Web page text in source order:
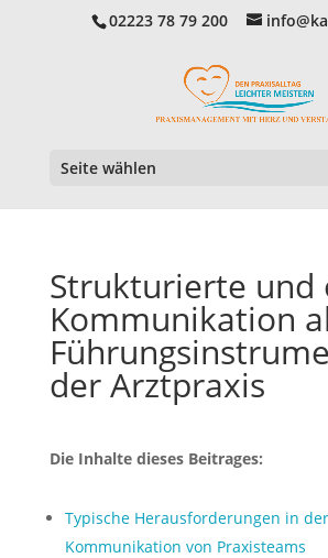
02223 78 79 200
Seite wählen
Strukturierte und
Kommunikation
der Arztpraxis
Die Inhalte dieses Beitrages:
Typische Herausforderungen in der
Kommunikation von Praxisteams